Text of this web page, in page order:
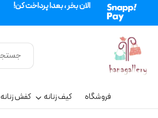
الان بخر ، بعدا پرداخت کن!
فروشگاه کیف زنانه کفش زنانه